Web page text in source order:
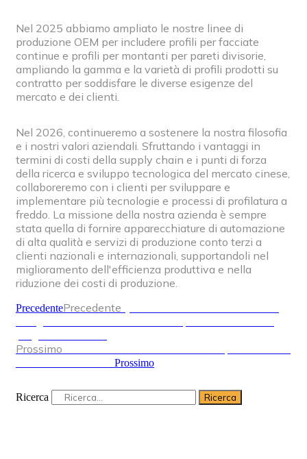
Nel 2025 abbiamo ampliato le nostre linee di
produzione OEM per includere profili per facciate
continue e profili per montanti per pareti divisorie,
ampliando la gamma e la varietà di profili prodotti su
contratto per soddisfare le diverse esigenze del
mercato e dei clienti.
Nel 2026, continueremo a sostenere la nostra filosofia
e i nostri valori aziendali. Sfruttando i vantaggi in
termini di costi della supply chain e i punti di forza
della ricerca e sviluppo tecnologica del mercato cinese,
collaboreremo con i clienti per sviluppare e
implementare più tecnologie e processi di profilatura a
freddo. La missione della nostra azienda è sempre
stata quella di fornire apparecchiature di automazione
di alta qualità e servizi di produzione conto terzi a
clienti nazionali e internazionali, supportandoli nel
miglioramento dell'efficienza produttiva e nella
riduzione dei costi di produzione.
PrecedentePrecedente
Prossimo
Prossimo
Ricerca Ricerca